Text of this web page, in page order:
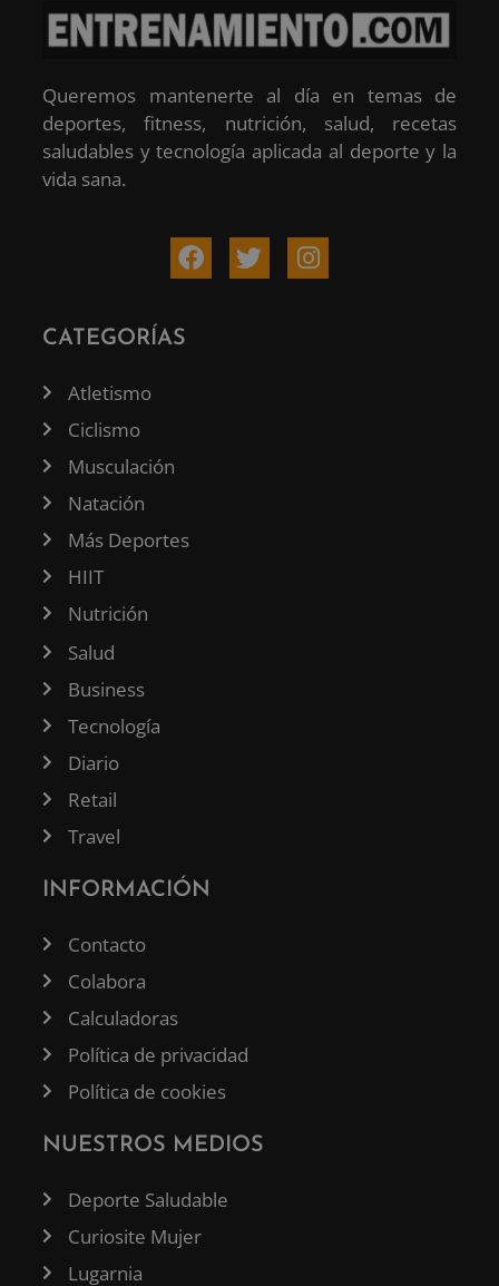
Queremos mantenerte al día en temas de
deportes, fitness, nutrición, salud, recetas
saludables y tecnología aplicada al deporte y la
vida sana.
CATEGORÍAS
Atletismo
Ciclismo
Musculación
Natación
Más Deportes
HIIT
Nutrición
Salud
Business
Tecnología
Diario
Retail
Travel
INFORMACIÓN
Contacto
Colabora
Calculadoras
Política de privacidad
Política de cookies
NUESTROS MEDIOS
Deporte Saludable
Curiosite Mujer
Lugarnia